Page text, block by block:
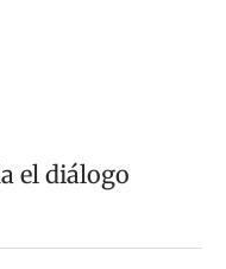
el diálogo